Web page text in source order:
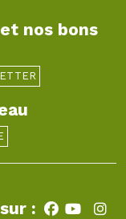
nos bons
: